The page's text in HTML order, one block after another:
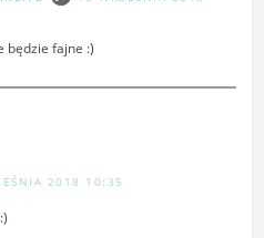
będzie fajne :)
2018 10:35